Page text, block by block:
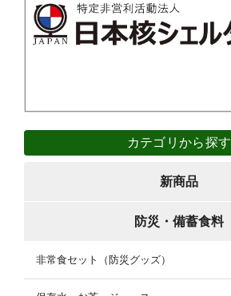
カテゴリから探す
新商品
防災・備蓄食料
非常食セット（防災グッズ）